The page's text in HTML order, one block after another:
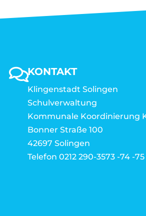
KONTAKT
Klingenstadt Solingen
Schulverwaltung
Kommunale Koordinierung
Bonner Straße 100
42697 Solingen
Telefon 0212 290-3573 -74 -75